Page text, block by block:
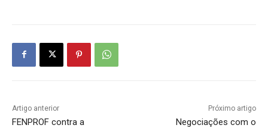
Artigo anterior
FENPROF contra a
Próximo artigo
Negociações com o